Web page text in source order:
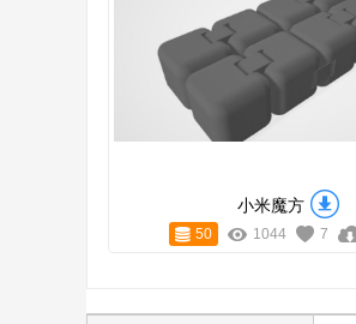
小米魔方
50 1044 7